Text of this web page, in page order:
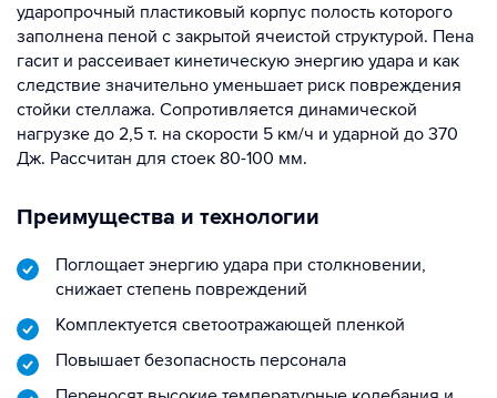
ударопрочный пластиковый корпус полость которого
заполнена пеной с закрытой ячеистой структурой. Пена
гасит и рассеивает кинетическую энергию удара и как
следствие значительно уменьшает риск повреждения
стойки стеллажа. Сопротивляется динамической
нагрузке до 2,5 т. на скорости 5 км/ч и ударной до 370
Дж. Рассчитан для стоек 80-100 мм.
Преимущества и технологии
Поглощает энергию удара при столкновении,
снижает степень повреждений
Комплектуется светоотражающей пленкой
Повышает безопасность персонала